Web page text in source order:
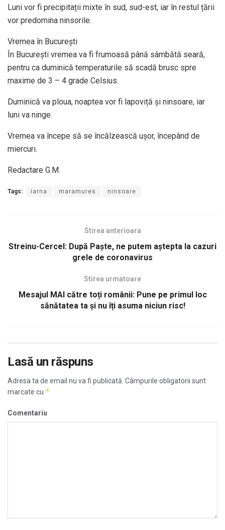
Luni vor fi precipitații mixte în sud, sud-est, iar în restul țării
vor predomina ninsorile.
Vremea în București
În București vremea va fi frumoasă până sâmbătă seară,
pentru ca duminică temperaturile să scadă brusc spre
maxime de 3 – 4 grade Celsius.
Duminică va ploua, noaptea vor fi lapoviță și ninsoare, iar
luni va ninge.
Vremea va începe să se încălzească ușor, începând de
miercuri.
Redactare G.M.
Tags: iarna maramures ninsoare
Stirea anterioara
Streinu-Cercel: După Paşte, ne putem aştepta la cazuri
grele de coronavirus
Stirea urmatoare
Mesajul MAI către toți românii: Pune pe primul loc
sănătatea ta și nu îți asuma niciun risc!
Lasă un răspuns
Adresa ta de email nu va fi publicată. Câmpurile obligatorii sunt
marcate cu *
Comentariu